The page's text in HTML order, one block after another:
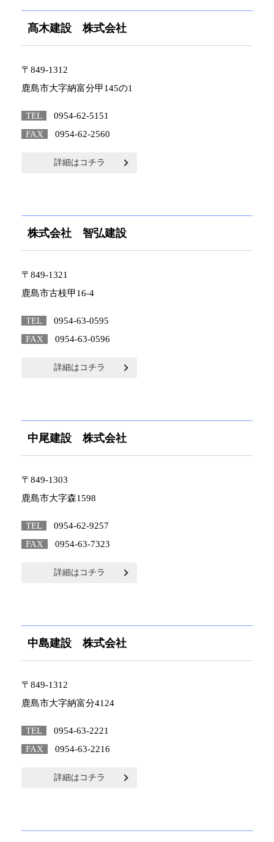
髙木建設 株式会社
〒849-1312
鹿島市大字納富分甲145の1
TEL
0954-62-5151
FAX
0954-62-2560
詳細はコチラ
株式会社 智弘建設
〒849-1321
鹿島市古枝甲16-4
TEL
0954-63-0595
FAX
0954-63-0596
詳細はコチラ
中尾建設 株式会社
〒849-1303
鹿島市大字森1598
TEL
0954-62-9257
FAX
0954-63-7323
詳細はコチラ
中島建設 株式会社
〒849-1312
鹿島市大字納富分4124
TEL
0954-63-2221
FAX
0954-63-2216
詳細はコチラ